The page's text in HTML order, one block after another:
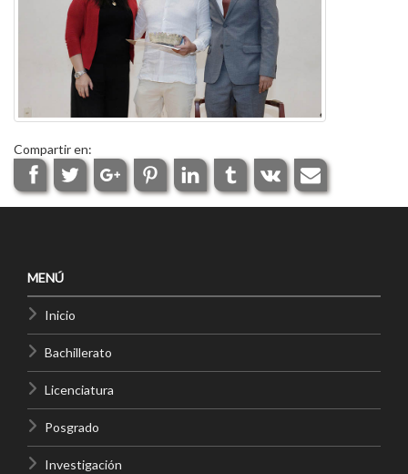
Compartir en:
MENÚ
Inicio
Bachillerato
Licenciatura
Posgrado
Investigación